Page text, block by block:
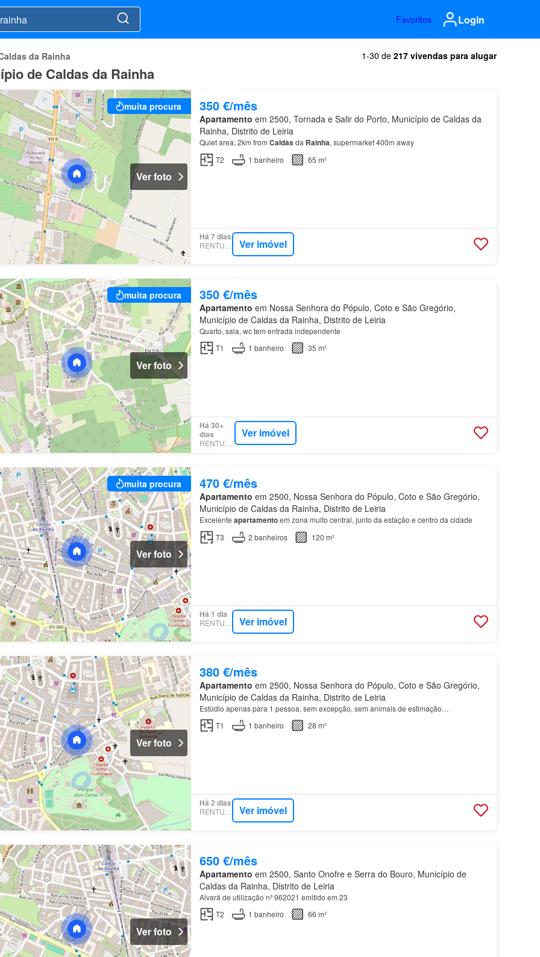
Favoritos Login
da Rainha 1-30 de 217 vivendas para alugar
de Caldas da Rainha
muita procura
Ver foto
350 €/mês
Apartamento em 2500, Tornada e Salir do Porto, Município de Caldas da
Rainha, Distrito de Leiria
Quiet area, 2km from Caldas da Rainha, supermarket 400m away
T2
1 banheiro 65 m²
Há 7 dias
RENTUMO Ver imóvel
muita procura
Ver foto
350 €/mês
Apartamento em Nossa Senhora do Pópulo, Coto e São Gregório,
Município de Caldas da Rainha, Distrito de Leiria
Quarto, sala, wc tem entrada independente
T1
1 banheiro 35 m²
Há 30+
dias
RENTUMO
Ver imóvel
muita procura
Ver foto
470 €/mês
Apartamento em 2500, Nossa Senhora do Pópulo, Coto e São Gregório,
Município de Caldas da Rainha, Distrito de Leiria
Excelente apartamentoem zona muito central, junto da estação e centro da cidade
T3
2 banheiros 120 m²
Há 1 dia
RENTUMO Ver imóvel
Ver foto
380 €/mês
Apartamento em 2500, Nossa Senhora do Pópulo, Coto e São Gregório,
Município de Caldas da Rainha, Distrito de Leiria
Estúdio apenas para 1 pessoa, sem excepção, sem animais de estimação…
T1
1 banheiro 28 m²
Há 2 dias
RENTUMO Ver imóvel
Ver foto
650 €/mês
Apartamento em 2500, Santo Onofre e Serra do Bouro, Município de
Caldas da Rainha, Distrito de Leiria
Alvará de utilização nº 962021 emitido em 23
T2
1 banheiro 66 m²